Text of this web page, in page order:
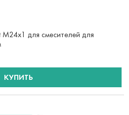
для смесителей для
КУПИТЬ